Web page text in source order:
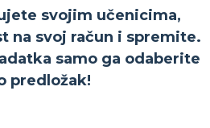
svojim učenicima,
na svoj račun i spremite.
samo ga odaberite
predložak!